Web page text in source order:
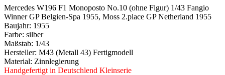
Mercedes W196 F1 Monoposto No.10 (ohne Figur) 1/43 Fangio
Winner GP Belgien-Spa 1955, Moss 2.place GP Netherland 1955
Baujahr: 1955
Farbe: silber
Maßstab: 1/43
Hersteller: M43 (Metall 43) Fertigmodell
Material: Zinnlegierung
Handgefertigt in Deutschlend Kleinserie